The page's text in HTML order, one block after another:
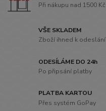
Při nákupu nad 1500 Kč
VŠE SKLADEM
Zboží ihned k odeslání
ODESÍLÁME DO 24h
Po připsání platby
PLATBA KARTOU
Přes systém GoPay